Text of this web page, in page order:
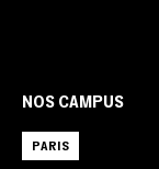
NOS CAMPUS
PARIS